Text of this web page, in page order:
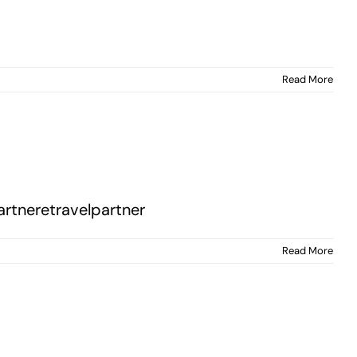
Read More
Read More